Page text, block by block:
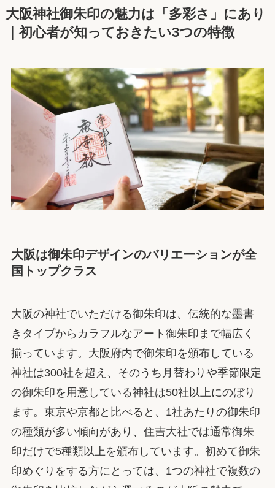
大阪神社御朱印の魅力は「多彩さ」にあり
｜初心者が知っておきたい3つの特徴
大阪は御朱印デザインのバリエーションが全
国トップクラス
大阪の神社でいただける御朱印は、伝統的な墨書
きタイプからカラフルなアート御朱印まで幅広く
揃っています。大阪府内で御朱印を頒布している
神社は300社を超え、そのうち月替わりや季節限定
の御朱印を用意している神社は50社以上にのぼり
ます。東京や京都と比べると、1社あたりの御朱印
の種類が多い傾向があり、住吉大社では通常御朱
印だけで5種類以上を頒布しています。初めて御朱
印めぐりをする方にとっては、1つの神社で複数の